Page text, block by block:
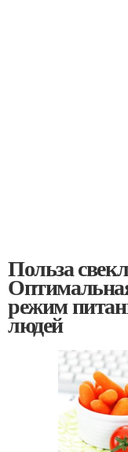
Польза
режим
людей